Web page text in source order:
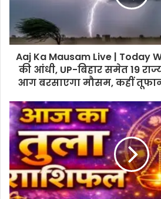
Aaj Ka Mausam Live | Today
की आंधी, UP-बिहार समेत 19
आग बरसाएगा मौसम, कहीं